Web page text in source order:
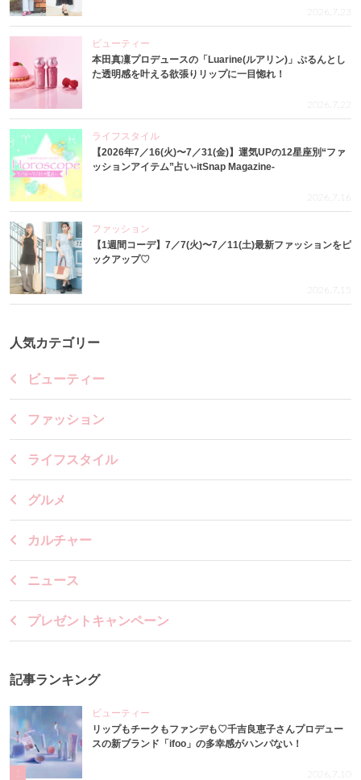
2026.7.23
ビューティー
本田真凜プロデュースの「Luarine(ルアリン)」ぷるんとし
た透明感を叶える欲張りリップに一目惚れ！
2026.7.22
ライフスタイル
【2026年7／16(火)〜7／31(金)】運気UPの12星座別“ファ
ッションアイテム”占い-itSnap Magazine-
2026.7.16
ファッション
【1週間コーデ】7／7(火)〜7／11(土)最新ファッションをピ
ックアップ♡
2026.7.15
人気カテゴリー
ビューティー
ファッション
ライフスタイル
グルメ
カルチャー
ニュース
プレゼントキャンペーン
記事ランキング
ビューティー
リップもチークもファンデも♡千吉良恵子さんプロデュー
スの新ブランド「ifoo」の多幸感がハンパない！
2026.7.10